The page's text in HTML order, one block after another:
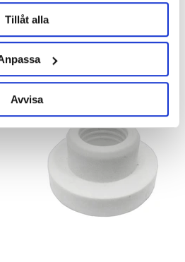
Tillåt alla
Avvisa
ALSO BOUGHT